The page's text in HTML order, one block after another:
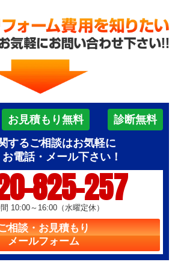
お見積もり無料
診断無料
するご相談はお気軽に
電話・メール下さい！
825-257
10:00～16:00（水曜定休）
相談・お見積もり
メールフォーム